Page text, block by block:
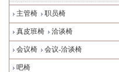
主管椅 职员椅
真皮班椅 洽谈椅
会议椅 会议-洽谈椅
吧椅